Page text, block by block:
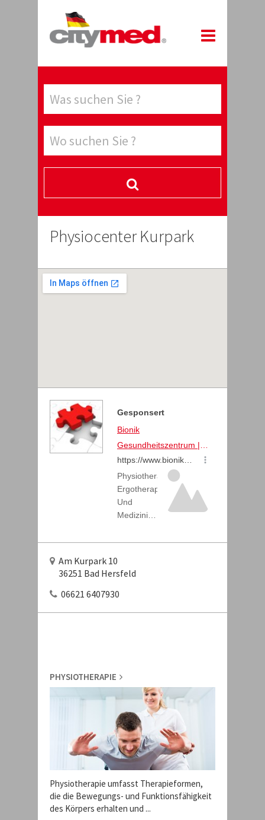
Physiocenter Kurpark
Am Kurpark 10
36251 Bad Hersfeld
06621 6407930
PHYSIOTHERAPIE
Physiotherapie umfasst Therapieformen,
die die Bewegungs- und Funktionsfähigkeit
des Körpers erhalten und ...